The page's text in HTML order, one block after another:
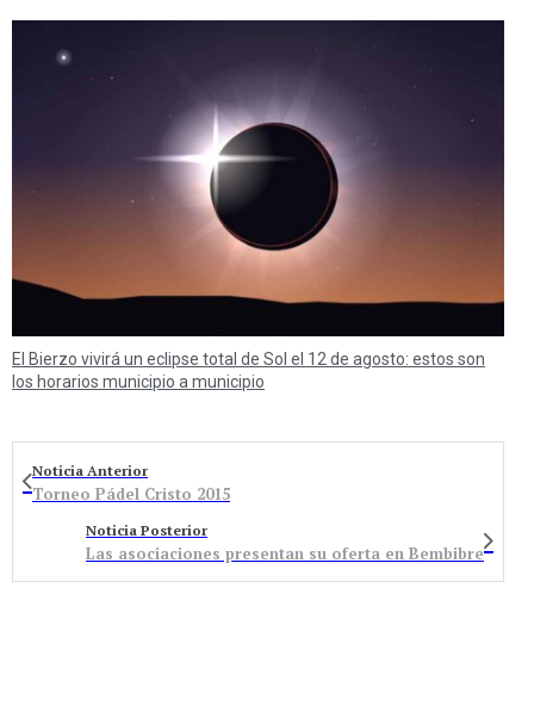
El Bierzo vivirá un eclipse total de Sol el 12 de agosto: estos son
los horarios municipio a municipio
Noticia Anterior
Torneo Pádel Cristo 2015
Noticia Posterior
Las asociaciones presentan su oferta en Bembibre